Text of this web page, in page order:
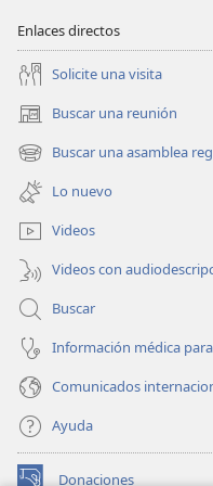
Enlaces directos
Solicite una visita
Buscar una reunión
(abre
una
nueva
ventana)
Buscar una asamblea
(abre
una
nueva
ventana)
Lo nuevo
Videos
Videos con
Buscar
Información médica
Comunicados
Ayuda
Donaciones